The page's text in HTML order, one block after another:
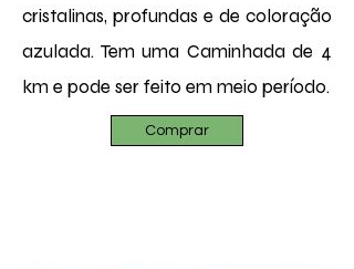
cristalinas, profundas e de coloração
azulada. Tem uma Caminhada de 4
km e pode ser feito em meio período.
Comprar